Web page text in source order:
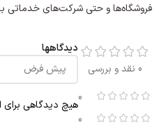
فروشگاه‌ها و حتی شرکت‌های خدماتی
0 نقد و بررسی
0
0
دیدگاهها
هیچ دیدگاهی